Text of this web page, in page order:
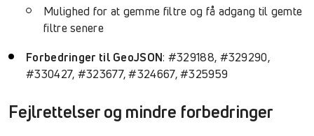
Mulighed for at gemme filtre og få adgang til gemte
filtre senere
Forbedringer til GeoJSON: #329188, #329290,
#330427, #323677, #324667, #325959
Fejlrettelser og mindre forbedringer